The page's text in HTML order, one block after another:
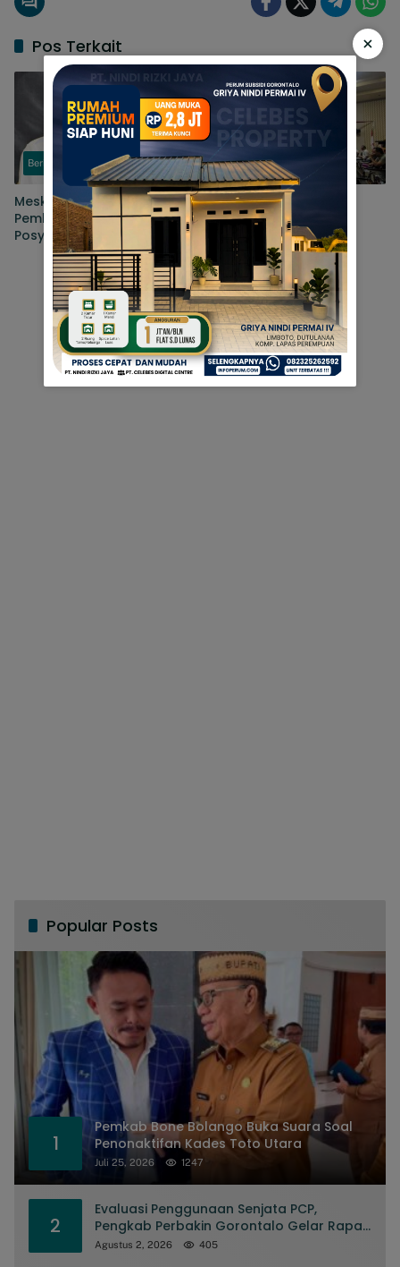
Pos Terkait
Berita
Meski Capaian CKG Naik,
Pemkab Gorontalo Genjot
Posyandu Tekan Angka
Kematian Ibu Dan Bayi
Berita
Pembahasan RTRW
Kabupaten Gorontalo
Masuki Tahap
Penyempurnaan, Sejumlah
Persoalan Masih Dibahas
Popular Posts
1
Pemkab Bone Bolango Buka Suara Soal
Penonaktifan Kades Toto Utara
Juli 25, 2026 1247
2
Evaluasi Penggunaan Senjata PCP,
Pengkab Perbakin Gorontalo Gelar Rapat
Pengurus
Agustus 2, 2026 405
×